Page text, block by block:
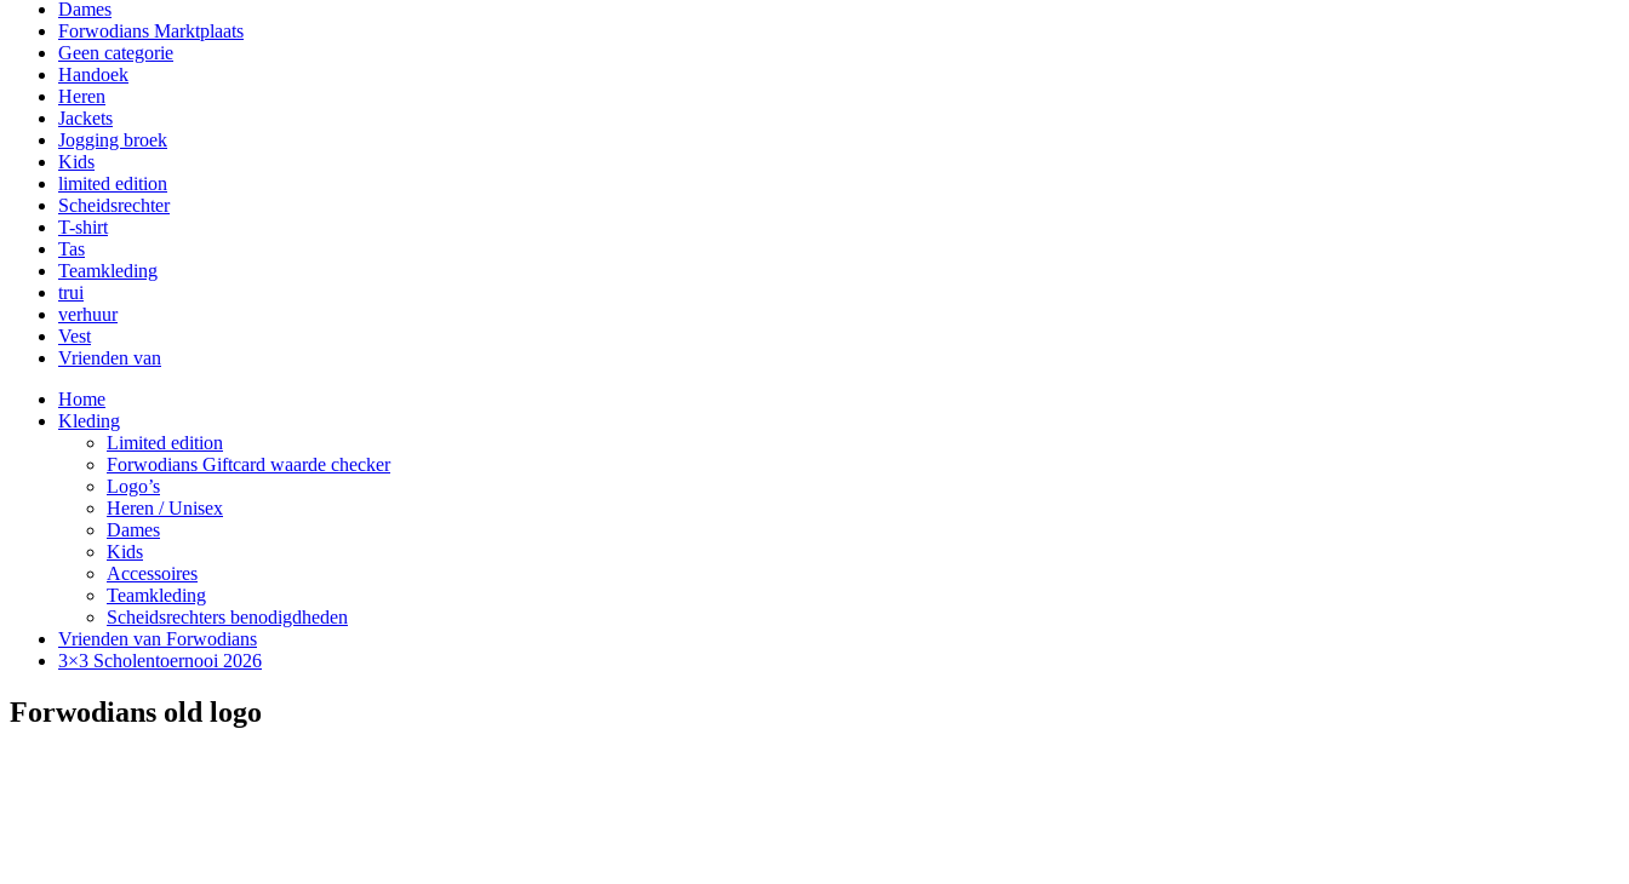
Dames
Forwodians Marktplaats
Geen categorie
Handoek
Heren
Jackets
Jogging broek
Kids
limited edition
Scheidsrechter
T-shirt
Tas
Teamkleding
trui
verhuur
Vest
Vrienden van
Home
Kleding
Limited edition
Forwodians Giftcard waarde checker
Logo’s
Heren / Unisex
Dames
Kids
Accessoires
Teamkleding
Scheidsrechters benodigdheden
Vrienden van Forwodians
3×3 Scholentoernooi 2026
Forwodians old logo